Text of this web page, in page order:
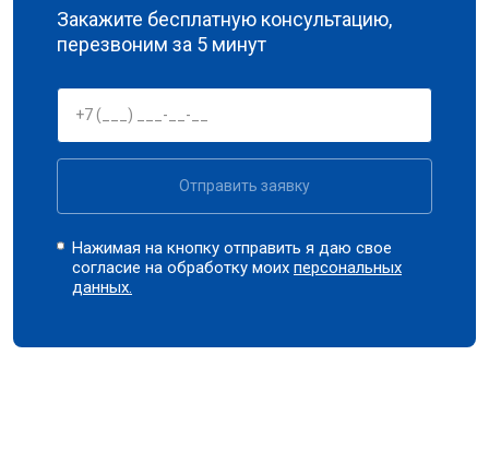
Закажите бесплатную консультацию,
перезвоним за 5 минут
Отправить заявку
Нажимая на кнопку отправить я даю свое
согласие на обработку моихперсональных
данных.